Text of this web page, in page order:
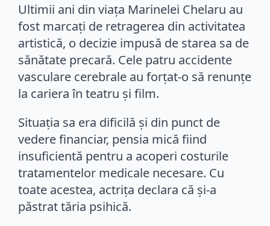
Ultimii ani din viața Marinelei Chelaru au
fost marcați de retragerea din activitatea
artistică, o decizie impusă de starea sa de
sănătate precară. Cele patru accidente
vasculare cerebrale au forțat-o să renunțe
la cariera în teatru și film.
Situația sa era dificilă și din punct de
vedere financiar, pensia mică fiind
insuficientă pentru a acoperi costurile
tratamentelor medicale necesare. Cu
toate acestea, actrița declara că și-a
păstrat tăria psihică.